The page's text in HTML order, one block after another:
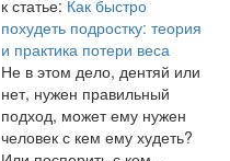
к статье: Как быстро
похудеть подростку: теория
и практика потери веса
Не в этом дело, дентяй или
нет, нужен правильный
подход, может ему нужен
человек с кем ему худеть?